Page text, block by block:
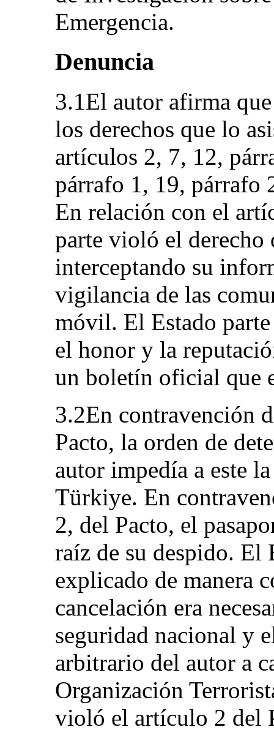
Emergencia.
Denuncia
3.1El autor afirma
los derechos que lo
artículos 2, 7, 12,
párrafo 1, 19, párrafo
En relación con el
parte violó el
interceptando su
vigilancia de las
móvil. El Estado
el honor y la
un boletín oficial que
3.2En contravención
Pacto, la orden de
autor impedía a este
Türkiye. En
2, del Pacto, el
raíz de su despido. El
explicado de manera
cancelación era
seguridad nacional y
arbitrario del autor a
Organización
violó el artículo 2 del